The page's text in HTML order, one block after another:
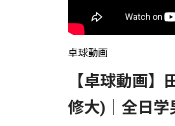
卓球動画
【卓球動画
修大)｜全日